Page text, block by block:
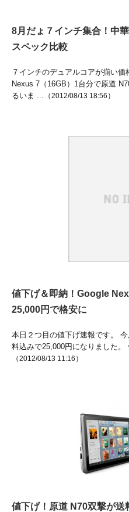
8月だょ７インチ集合！中
スペック比較
７インチのデュアルコアが揃い
Nexus 7（16GB）1台分で原道
るいま ...（2012/08/13 18:56 ）
値下げ＆即納！Google
25,000円で格安に
本日２つ目の値下げ速報です。
料込みで25,000円になりました
（2012/08/13 11:16 ）
値下げ！原道 N70双撃が送